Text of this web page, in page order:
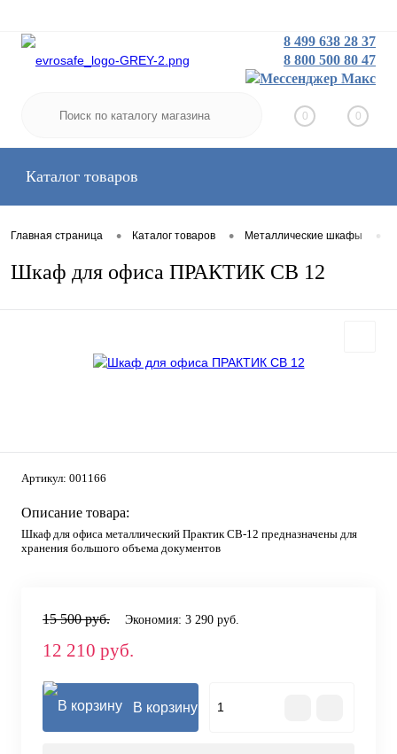
Заказать звонок
8 499 638 28 37
8 800 500 80 47
0 0
Каталог товаров
Главная страница • Каталог товаров • Металлические шкафы •
Шкаф для офиса ПРАКТИК СВ 12
Артикул: 001166
Описание товара:
Шкаф для офиса металлический Практик СВ-12 предназначены для
хранения большого объема документов
15 500 руб. Экономия: 3 290 руб.
12 210 руб.
В корзину